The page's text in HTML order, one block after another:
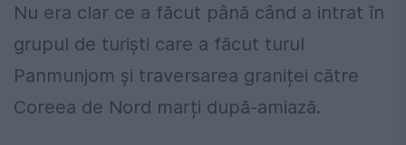
Nu era clar ce a făcut până când a intrat în
grupul de turiști care a făcut turul
Panmunjom și traversarea graniței către
Coreea de Nord marți după-amiază.